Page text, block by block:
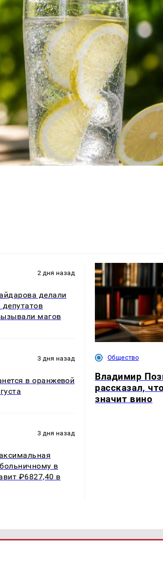
2 дня назад
делали
депутатов
магов
3 дня назад
в оранжевой
3 дня назад
в
₽6827,40 в
Общество
Владимир
рассказал,
значит вино